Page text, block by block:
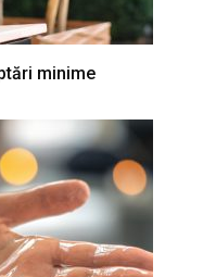
minime